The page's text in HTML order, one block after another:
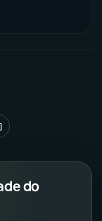
do